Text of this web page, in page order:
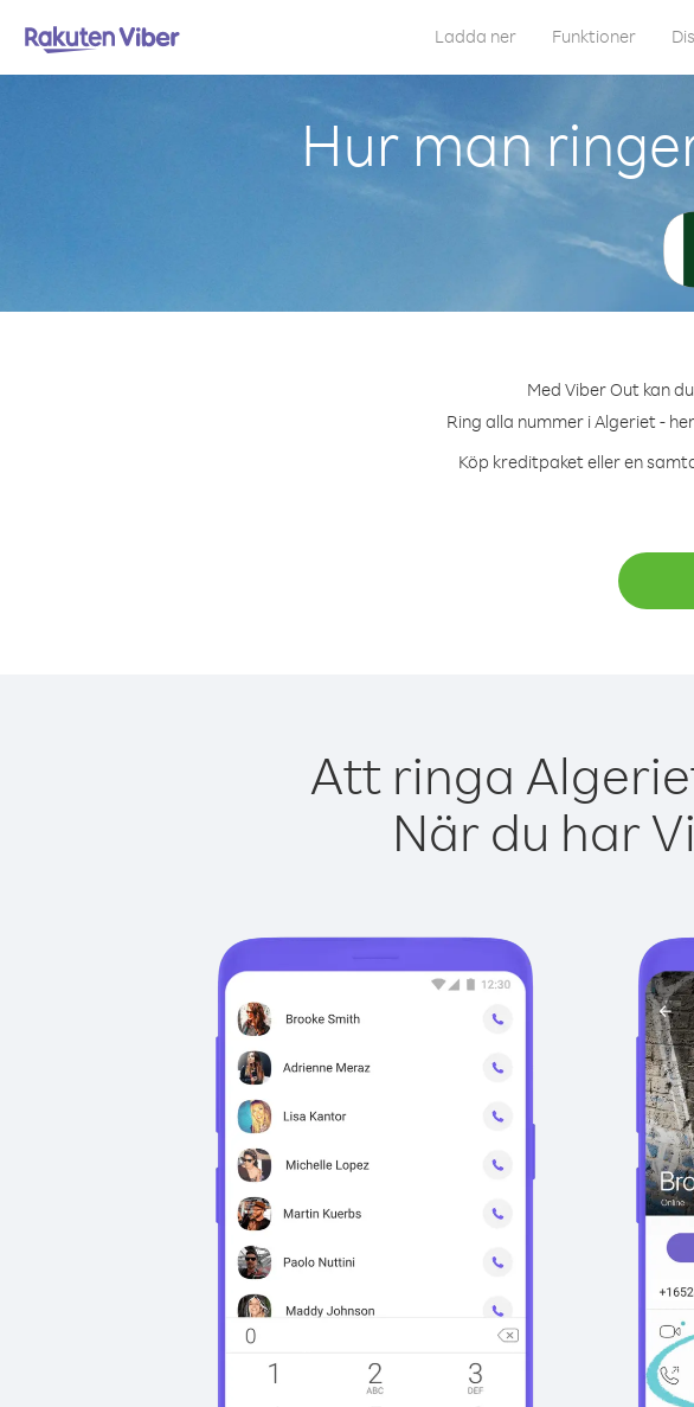
Ladda ner Funktioner
Hur man
Med Viber Out kan
Ring alla nummer i Algeriet -
Köp kreditpaket eller en
Att ringa
När du har